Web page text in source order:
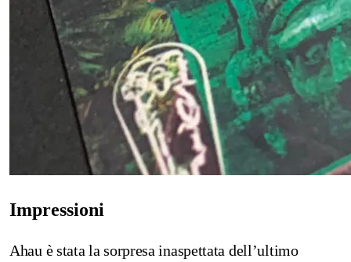
Impressioni
Ahau è stata la sorpresa inaspettata dell’ultimo